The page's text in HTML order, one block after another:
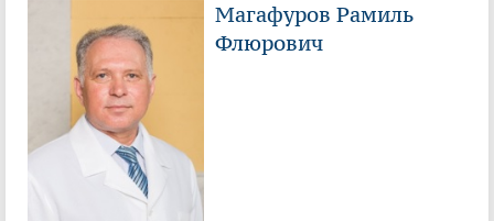
Магафуров Рамиль
Флюрович